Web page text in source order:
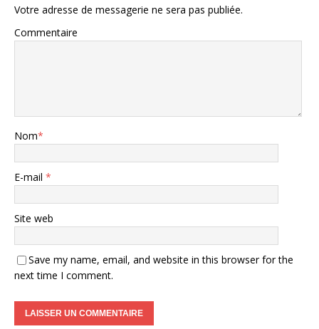
Votre adresse de messagerie ne sera pas publiée.
Commentaire
Nom*
E-mail *
Site web
Save my name, email, and website in this browser for the
next time I comment.